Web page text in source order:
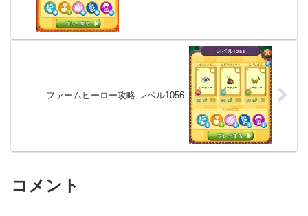
ファームヒーロー攻略 レベル1056
コメント